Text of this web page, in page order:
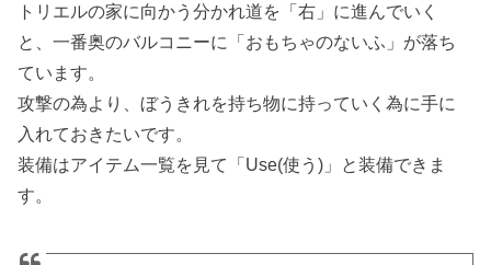
トリエルの家に向かう分かれ道を「右」に進んでいく
と、一番奥のバルコニーに「おもちゃのないふ」が落ち
ています。
攻撃の為より、ぼうきれを持ち物に持っていく為に手に
入れておきたいです。
装備はアイテム一覧を見て「Use(使う)」と装備できま
す。